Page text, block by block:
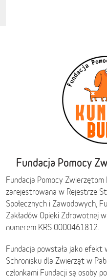
Fundacja Pomocy
Fundacja Pomocy Zwierzętom
zarejestrowana w Rejestrze
Społecznych i Zawodowych,
Zakładów Opieki Zdrowotnej
numerem KRS 0000461812.
Fundacja powstała jako
Schronisku dla Zwierząt w
członkami Fundacji są osoby